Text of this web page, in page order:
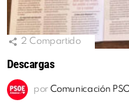
2 Compartido
Descargas
por Comunicación